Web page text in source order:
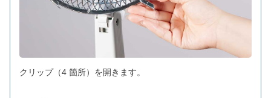
クリップ（4 箇所）を開きます。